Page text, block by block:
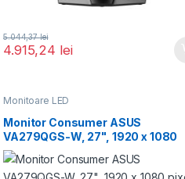
4.915,24 lei
5.044,37lei
Monitoare LED
Monitor Consumer ASUS
VA279QGS-W, 27", 1920 x 1080
pixeli, White,